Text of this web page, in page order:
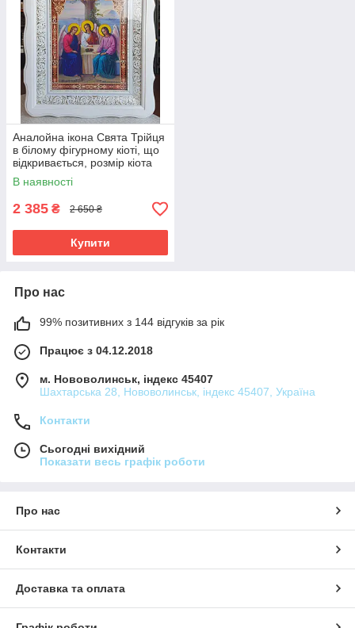
Аналойна ікона Свята Трійця
в білому фігурному кіоті, що
відкривається, розмір кіота
33*40, сюжет 21*28
В наявності
2 385 ₴ 2 650 ₴
Купити
Про нас
99% позитивних з 144 відгуків за рік
Працює з 04.12.2018
м. Нововолинськ, індекс 45407
Шахтарська 28, Нововолинськ, індекс 45407, Україна
Контакти
Сьогодні вихідний
Показати весь графік роботи
Про нас
Контакти
Доставка та оплата